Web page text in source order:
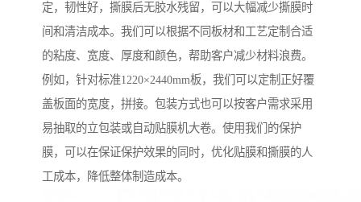
定，韧性好，撕膜后无胶水残留，可以大幅减少撕膜时
间和清洁成本。我们可以根据不同板材和工艺定制合适
的粘度、宽度、厚度和颜色，帮助客户减少材料浪费。
例如，针对标准1220×2440mm板，我们可以定制正好覆
盖板面的宽度，拼接。包装方式也可以按客户需求采用
易抽取的立包装或自动贴膜机大卷。使用我们的保护
膜，可以在保证保护效果的同时，优化贴膜和撕膜的人
工成本，降低整体制造成本。